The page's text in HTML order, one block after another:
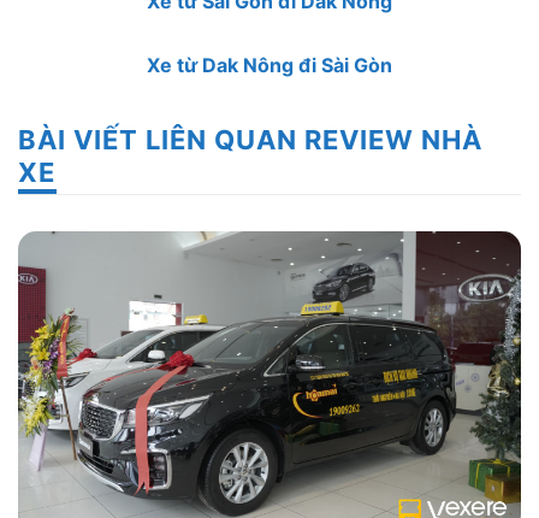
Xe từ Dak Nông đi Sài Gòn
BÀI VIẾT LIÊN QUAN REVIEW NHÀ
XE